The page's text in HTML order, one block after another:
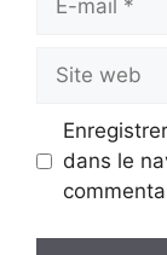
Site
web
dans le